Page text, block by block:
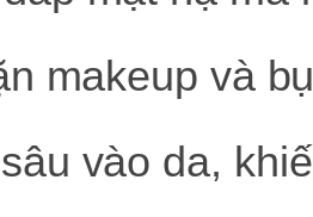
makeup và
vào da,